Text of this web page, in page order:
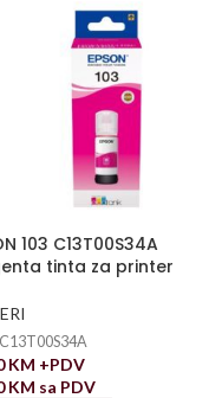
103 C13T00S34A
tinta za printer
C13T00S34A
KM +PDV
KM sa PDV